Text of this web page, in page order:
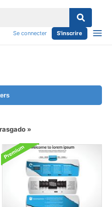
Se connecter S'inscrire
rasgado